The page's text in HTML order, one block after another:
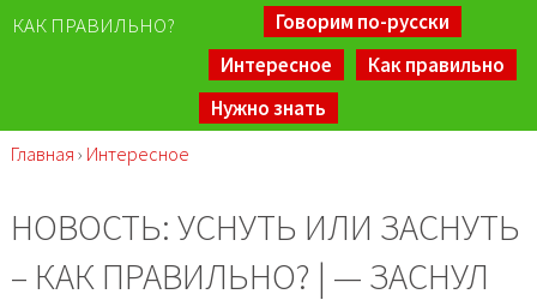
КАК ПРАВИЛЬНО?
Говорим по-русски
Интересное
Как правильно
Нужно знать
Главная › Интересное
НОВОСТЬ: УСНУТЬ ИЛИ ЗАСНУТЬ
– КАК ПРАВИЛЬНО? | — ЗАСНУЛ